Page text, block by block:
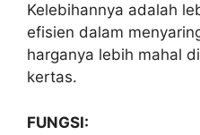
Kelebihannya adalah
efisien dalam
harganya lebih mahal
kertas.
FUNGSI: